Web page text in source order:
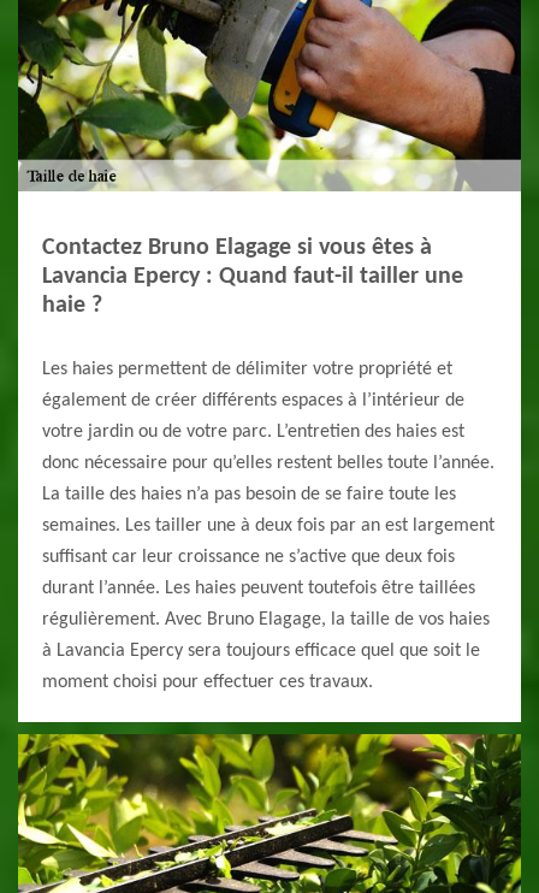
Contactez Bruno Elagage si vous êtes à
Lavancia Epercy : Quand faut-il tailler une
haie ?
Les haies permettent de délimiter votre propriété et
également de créer différents espaces à l’intérieur de
votre jardin ou de votre parc. L’entretien des haies est
donc nécessaire pour qu’elles restent belles toute l’année.
La taille des haies n’a pas besoin de se faire toute les
semaines. Les tailler une à deux fois par an est largement
suffisant car leur croissance ne s’active que deux fois
durant l’année. Les haies peuvent toutefois être taillées
régulièrement. Avec Bruno Elagage, la taille de vos haies
à Lavancia Epercy sera toujours efficace quel que soit le
moment choisi pour effectuer ces travaux.